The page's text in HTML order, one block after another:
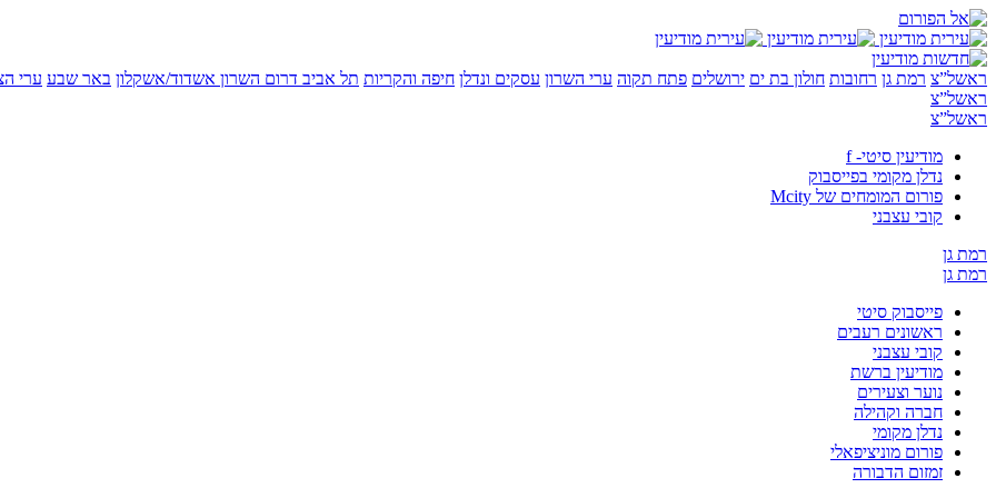
ראשל”צ רמת גן רחובות חולון בת ים ירושלים פתח תקוה ערי השרון עסקים ונדלן חיפה והקריות תל אביב דרום השרון אשדוד/אשקלון באר שבע ערי
ראשל”צ
ראשל”צ
מודיעין סיטי- f
נדלן מקומי בפייסבוק
פורום המומחים של Mcity
קובי עצבני
רמת גן
רמת גן
פייסבוק סיטי
ראשונים רעבים
קובי עצבני
מודיעין ברשת
נוער וצעירים
חברה וקהילה
נדלן מקומי
פורום מוניציפאלי
זמזום הדבורה